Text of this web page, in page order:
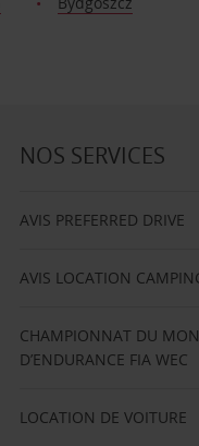
NOS SERVICES
AVIS PREFERRED DRIVE
AVIS LOCATION
CHAMPIONNAT DU
D’ENDURANCE FIA WEC
LOCATION DE VOITURE